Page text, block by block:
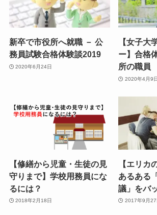
新卒で市役所へ就職 － 公
務員試験合格体験談2019
2020年6月24日
【女子大
ー】合格
所の職員
2020年4月9日
【修繕から児童・生徒の見
守りまで】学校用務員にな
るには？
2018年2月18日
【エリカ
あるある
議」をバ
2017年9月27